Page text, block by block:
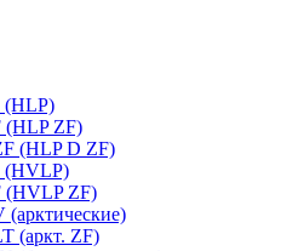
ZF)
(HLP D ZF)
(HVLP)
(HVLP ZF)
(аркт. ZF)